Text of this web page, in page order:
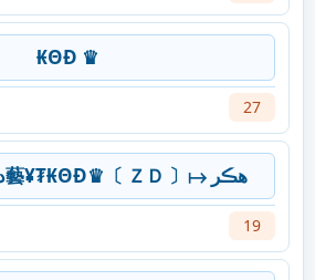
₭ΘĐ ♛
27
₭ΘĐ ♛藝 دبور藝¥₮₭ΘĐ♛〔 ＺＤ 〕↦ ھڪر
19